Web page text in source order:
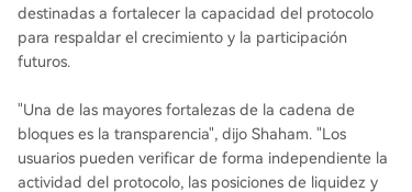
destinadas a fortalecer la capacidad del protocolo
para respaldar el crecimiento y la participación
futuros.
"Una de las mayores fortalezas de la cadena de
bloques es la transparencia", dijo Shaham. "Los
usuarios pueden verificar de forma independiente la
actividad del protocolo, las posiciones de liquidez y